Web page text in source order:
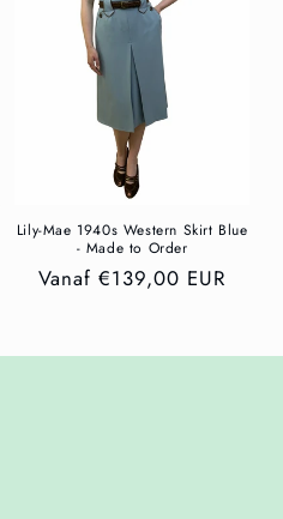
Lily-Mae 1940s Western Skirt Blue
- Made to Order
Normale
Vanaf €139,00 EUR